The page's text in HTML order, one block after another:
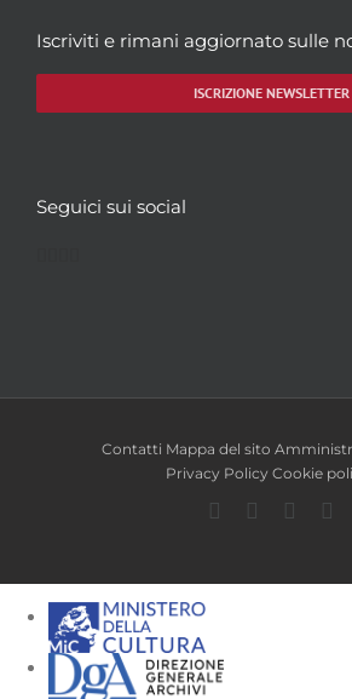
Iscriviti e rimani aggiornato sulle
ISCRIZIONE NEWSLETTER
Seguici sui social
Contatti Mappa del sito
Privacy Policy Cookie
Facebook
Twitter